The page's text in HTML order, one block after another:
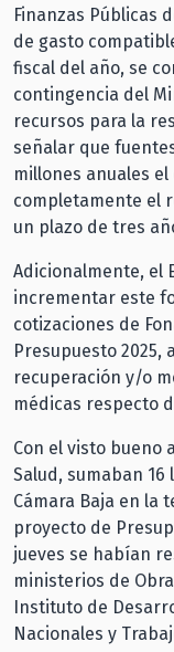
Finanzas Públicas
de gasto
fiscal del año, se
contingencia del
recursos para la
señalar que
millones anuales
completamente el
un plazo de tres
Adicionalmente, el
incrementar este
cotizaciones de
Presupuesto 2025,
recuperación y/o
médicas respecto
Con el visto bueno
Salud, sumaban
Cámara Baja en la
proyecto de
jueves se habían
ministerios de
Instituto de
Nacionales y